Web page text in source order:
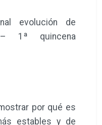
evolución de
1ª quincena
por qué es
estables y de